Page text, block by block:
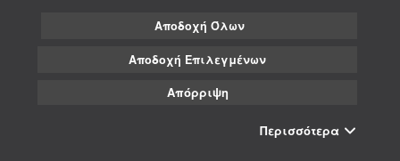
Αποδοχή Όλων
Αποδοχή Επιλεγμένων
Απόρριψη
Περισσότερα